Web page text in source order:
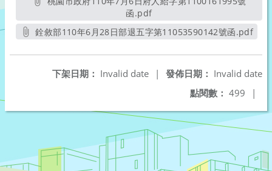
函.pdf另開新視窗
銓敘部110年6月28日部退五字第11053590142號函.pdf
發佈日期： Invalid date
下架日期： Invalid date
|
點閱數： 499 |